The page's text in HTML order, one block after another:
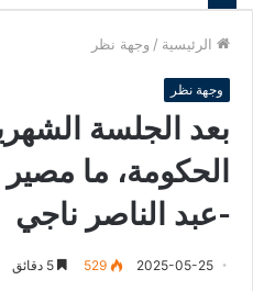
الرئيسية / وجهة نظر
وجهة نظر
بعد الجلسة
الحكومة، ما
-عبد الناصر ناجي
2025-05-25
529